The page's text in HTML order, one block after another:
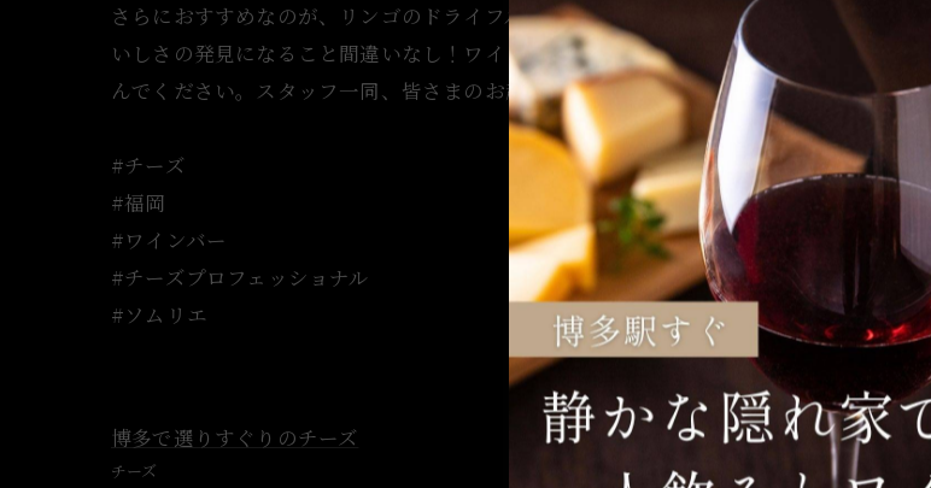
さらにおすすめなのが、リンゴのドライフルーツとのペアリング。ほんのり甘いリン
いしさの発見になること間違いなし！ワインのおともに、ぜひ試してみてくださいね
んでください。スタッフ一同、皆さまのお越しを心よりお待ちしております。乾杯のそ
#チーズ
#福岡
#ワインバー
#チーズプロフェッショナル
#ソムリエ
博多で選りすぐりのチーズ
チーズ